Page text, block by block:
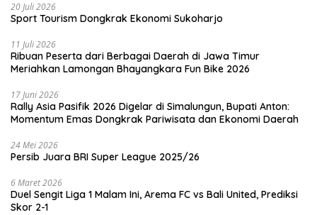
20 Juli 2026
Sport Tourism Dongkrak Ekonomi Sukoharjo
11 Juli 2026
Ribuan Peserta dari Berbagai Daerah di Jawa Timur
Meriahkan Lamongan Bhayangkara Fun Bike 2026
17 Juni 2026
Rally Asia Pasifik 2026 Digelar di Simalungun, Bupati Anton:
Momentum Emas Dongkrak Pariwisata dan Ekonomi Daerah
24 Mei 2026
Persib Juara BRI Super League 2025/26
6 Maret 2026
Duel Sengit Liga 1 Malam Ini, Arema FC vs Bali United, Prediksi
Skor 2-1